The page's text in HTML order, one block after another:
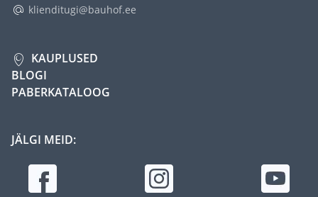
klienditugi@bauhof.ee
KAUPLUSED
BLOGI
PABERKATALOOG
JÄLGI MEID: